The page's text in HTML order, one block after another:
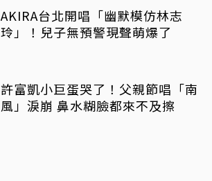
AKIRA台北開唱「幽默模仿林志
玲」！兒子無預警現聲萌爆了
許富凱小巨蛋哭了！父親節唱「南
風」淚崩 鼻水糊臉都來不及擦